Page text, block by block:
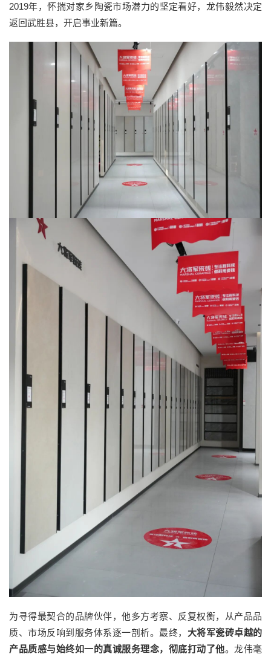
2019年，怀揣对家乡陶瓷市场潜力的坚定看好，龙伟毅然决定
返回武胜县，开启事业新篇。
为寻得最契合的品牌伙伴，他多方考察、反复权衡，从产品品
质、市场反响到服务体系逐一剖析。最终， 大将军瓷砖卓越的
产品质感与始终如一的真诚服务理念，彻底打动了他。龙伟毫